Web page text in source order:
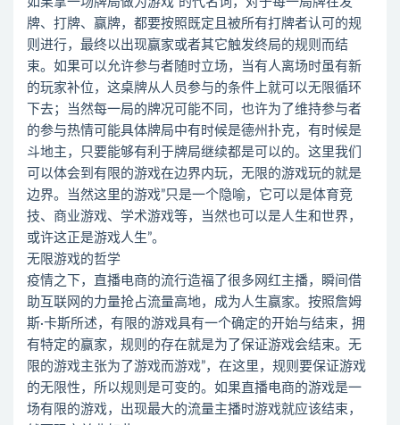
牌、打牌、赢牌，都要按照既定且被所有打牌者认可的规
则进行，最终以出现赢家或者其它触发终局的规则而结
束。如果可以允许参与者随时立场，当有人离场时虽有新
的玩家补位，这桌牌从人员参与的条件上就可以无限循环
下去；当然每一局的牌况可能不同，也许为了维持参与者
的参与热情可能具体牌局中有时候是德州扑克，有时候是
斗地主，只要能够有利于牌局继续都是可以的。这里我们
可以体会到有限的游戏在边界内玩，无限的游戏玩的就是
边界。当然这里的游戏”只是一个隐喻，它可以是体育竞
技、商业游戏、学术游戏等，当然也可以是人生和世界，
或许这正是游戏人生”。
无限游戏的哲学
疫情之下，直播电商的流行造福了很多网红主播，瞬间借
助互联网的力量抢占流量高地，成为人生赢家。按照詹姆
斯·卡斯所述，有限的游戏具有一个确定的开始与结束，拥
有特定的赢家，规则的存在就是为了保证游戏会结束。无
限的游戏主张为了游戏而游戏”，在这里，规则要保证游戏
的无限性，所以规则是可变的。如果直播电商的游戏是一
场有限的游戏，出现最大的流量主播时游戏就应该结束，